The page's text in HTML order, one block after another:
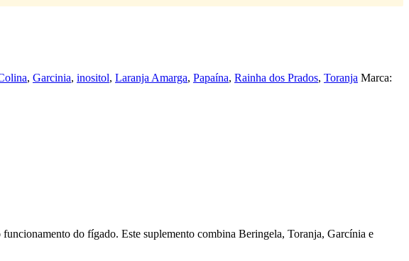
, Garcinia, inositol, Laranja Amarga, Papaína, Rainha dos Prados, Toranja Marca:
do fígado. Este suplemento combina Beringela, Toranja, Garcínia e